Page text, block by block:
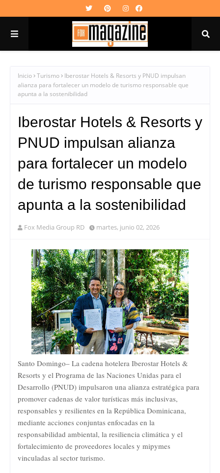
Inicio Turismo
Iberostar Hotels & Resorts y PNUD impulsan
alianza para fortalecer un modelo de turismo responsable que
apunta a la sostenibilidad
Iberostar Hotels & Resorts y
PNUD impulsan alianza
para fortalecer un modelo
de turismo responsable que
apunta a la sostenibilidad
Fox Media Group RD martes, junio 02, 2026
Santo Domingo– La cadena hotelera Iberostar Hotels &
Resorts y el Programa de las Naciones Unidas para el
Desarrollo (PNUD) impulsaron una alianza estratégica para
promover cadenas de valor turísticas más inclusivas,
responsables y resilientes en la República Dominicana,
mediante acciones conjuntas enfocadas en la
responsabilidad ambiental, la resiliencia climática y el
fortalecimiento de proveedores locales y mipymes
vinculadas al sector turismo.